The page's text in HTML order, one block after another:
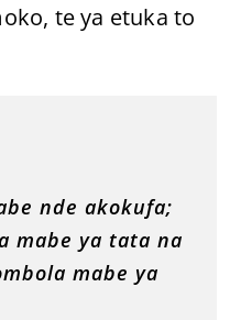
te ya etuka to
nde akokufa;
mabe ya tata na
mabe ya